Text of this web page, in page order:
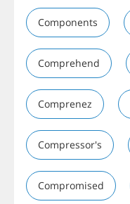
Components
Comprehend
Comprenez
Compressor's
Compromised